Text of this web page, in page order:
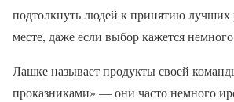
подтолкнуть людей к принятию
месте, даже если выбор кажется
Лашке называет продукты своей
проказниками» — они часто немного